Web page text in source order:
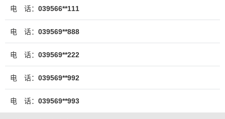
电 话： 039566**111
电 话： 039569**888
电 话： 039569**222
电 话： 039569**992
电 话： 039569**993